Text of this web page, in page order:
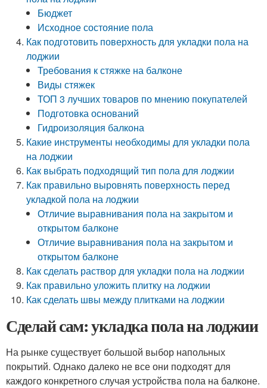
Бюджет
Исходное состояние пола
Как подготовить поверхность для укладки пола на
лоджии
Требования к стяжке на балконе
Виды стяжек
ТОП 3 лучших товаров по мнению покупателей
Подготовка оснований
Гидроизоляция балкона
Какие инструменты необходимы для укладки пола
на лоджии
Как выбрать подходящий тип пола для лоджии
Как правильно выровнять поверхность перед
укладкой пола на лоджии
Отличие выравнивания пола на закрытом и
открытом балконе
Отличие выравнивания пола на закрытом и
открытом балконе
Как сделать раствор для укладки пола на лоджии
Как правильно уложить плитку на лоджии
Как сделать швы между плитками на лоджии
Сделай сам: укладка пола на лоджии
На рынке существует большой выбор напольных
покрытий. Однако далеко не все они подходят для
каждого конкретного случая устройства пола на балконе.